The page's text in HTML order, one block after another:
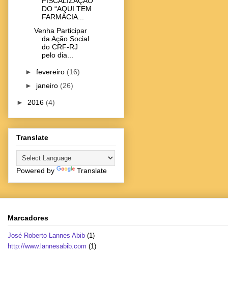
DO “AQUI TEM
FARMÁCIA...
Venha Participar
da Ação Social
do CRF-RJ
pelo dia...
► fevereiro (16)
► janeiro (26)
► 2016 (4)
Translate
Powered by Translate
Marcadores
José Roberto Lannes Abib (1)
http://www.lannesabib.com (1)